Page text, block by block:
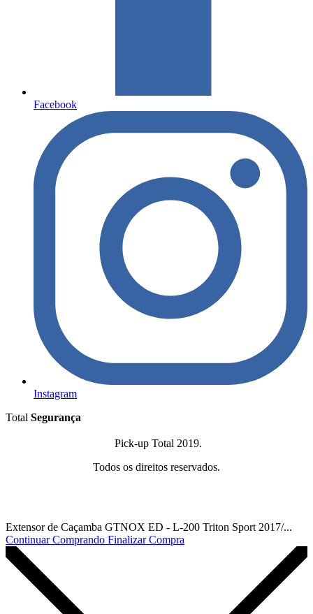
Facebook
Instagram
Total Segurança
Pick-up Total 2019.
Todos os direitos reservados.
Extensor de Caçamba GTNOX ED - L-200 Triton Sport 2017/...
Continuar Comprando Finalizar Compra